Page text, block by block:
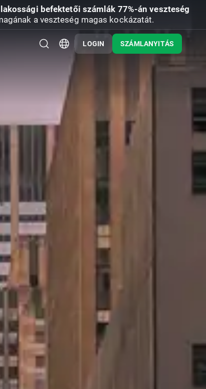
befektetői számlák 77%-án veszteség
a veszteség magas kockázatát.
LOGIN SZÁMLANYITÁS